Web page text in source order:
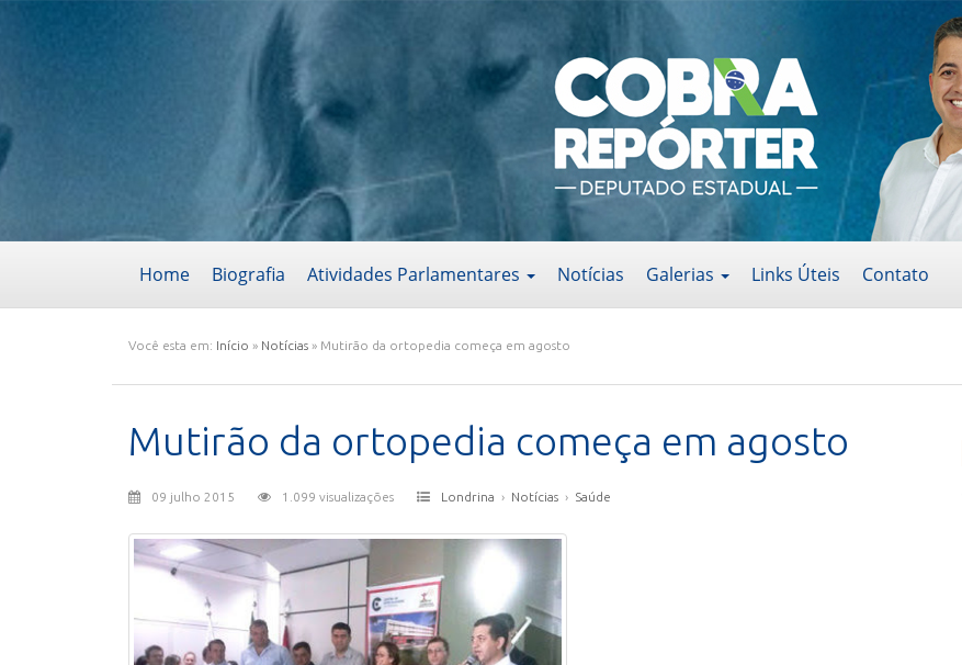
Home Biografia Atividades Parlamentares Notícias Galerias Links Úteis Contato
Você esta em: Início » Notícias » Mutirão da ortopedia começa em agosto
Mutirão da ortopedia começa em agosto
09 julho 2015 1.099 visualizações Londrina › Notícias › Saúde